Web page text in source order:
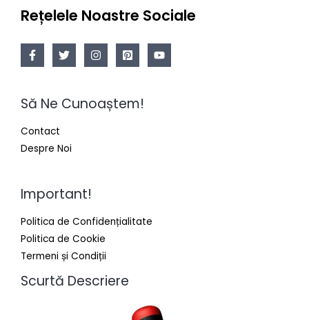
Rețelele Noastre Sociale
Să Ne Cunoaștem!
Contact
Despre Noi
Important!
Politica de Confidențialitate
Politica de Cookie
Termeni și Condiții
Scurtă Descriere